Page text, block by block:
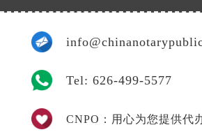
Tel: 626-499-5577
CNPO：用心为您提供代